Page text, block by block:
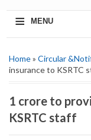
≡ MENU
Home» Circular
insurance to KSRTC
1 crore to
KSRTC staff